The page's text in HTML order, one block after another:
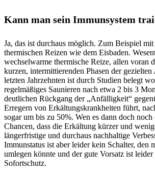
Kann man sein Immunsystem
Ja, das ist durchaus möglich. Zum Beispiel mit
thermischen Reizen wie dem Eisbaden.
wechselwarme thermische Reize, allen voran
kurzen, intermittierenden Phasen der
letzten Jahrzehnten ist durch Studien belegt
regelmäßiges Saunieren nach etwa 2 bis 3
deutlichen Rückgang der „Anfälligkeit“
Erregern von Erkältungskrankheiten führt,
sogar um bis zu 50%. Wen es dann doch
Chancen, dass die Erkältung kürzer und
längerfristige und durchaus nachhaltige
Immunstatus ist aber leider kein Schalter, den
umlegen könnte und der gute Vorsatz ist
Sofortschutz.